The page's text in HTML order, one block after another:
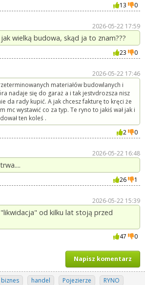
13
0
2026-05-22 17:59
wielką budowa, skąd ja to znam???
23
0
2026-05-22 17:46
materiałów budowlanych i
nadaje się do garaż a i tak jestvdrozsza nisz
da rady kupić. A jak chcesz fakturę to kręci że
mc wystawić co za typ. Te ryno to jakiś wał jak i
ten koleś .
2
0
2026-05-22 16:48
26
1
2026-05-22 15:39
od kilku lat stoją przed
47 0
Napisz komentarz
biznes handel Pojezierze RYNO